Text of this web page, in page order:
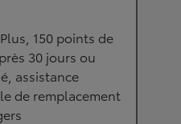
150 points de
30 jours ou
assistance
de remplacement